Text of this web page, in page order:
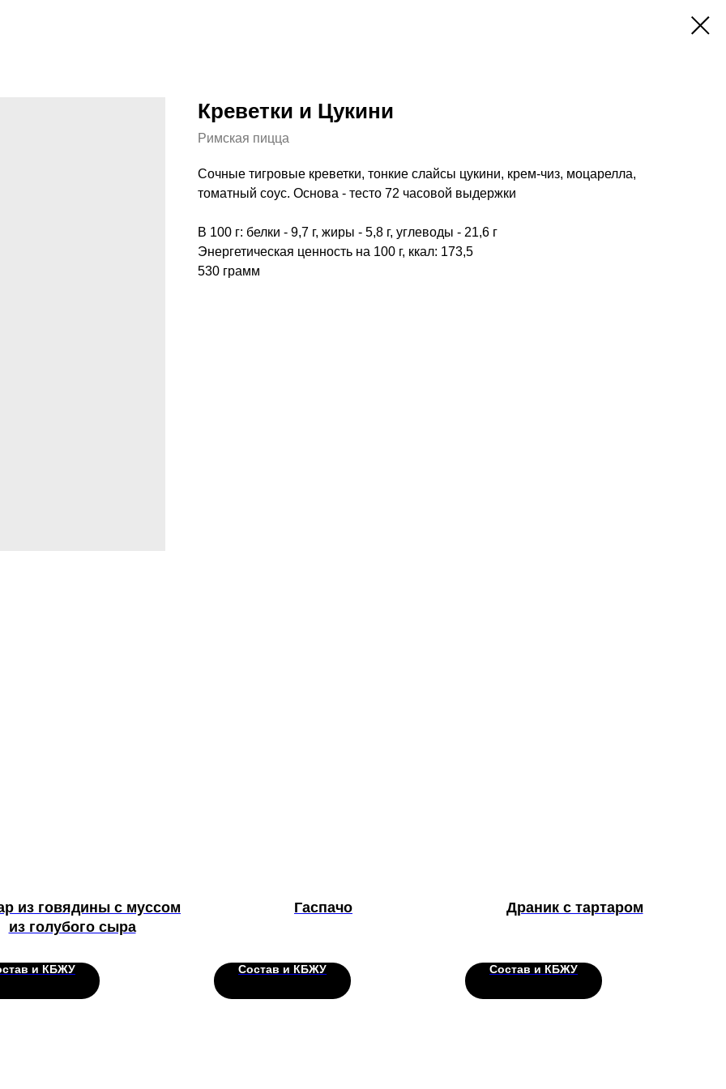
Креветки и Цукини
Римская пицца
Сочные тигровые креветки, тонкие слайсы цукини, крем-чиз, моцарелла,
томатный соус. Основа - тесто 72 часовой выдержки
В 100 г: белки - 9,7 г, жиры - 5,8 г, углеводы - 21,6 г
Энергетическая ценность на 100 г, ккал: 173,5
530 грамм
из говядины с муссом
из голубого сыра
и КБЖУ
Гаспачо
Состав и КБЖУ
Драник с тартаром
Состав и КБЖУ